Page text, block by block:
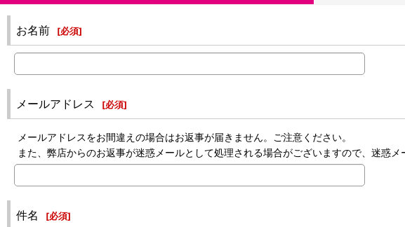
お名前 [必須]
メールアドレス [必須]
メールアドレスをお間違えの場合はお返事が届きません。ご注意ください。
また、弊店からのお返事が迷惑メールとして処理される場合がございますので、迷惑メ
件名 [必須]